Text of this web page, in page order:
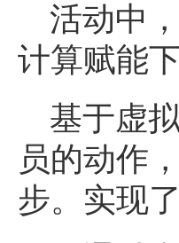
活动中
计算赋能
基于虚
员的动作
步。实现